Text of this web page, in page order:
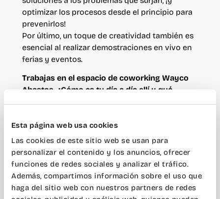
Esta página web usa cookies
Las cookies de este sitio web se usan para
personalizar el contenido y los anuncios, ofrecer
funciones de redes sociales y analizar el tráfico.
Además, compartimos información sobre el uso que
haga del sitio web con nuestros partners de redes
optimizar los procesos desde el principio para
prevenirlos!
Por último, un toque de creatividad también es
esencial al realizar demostraciones en vivo en
ferias y eventos.
Trabajas en el espacio de coworking Wayco
Abastos. ¿Cómo es tu día a día allí y qué
Tengo la suerte de poder trabajar desde Wayco
Abastos, un espacio de coworking situado
cerca del centro de Valencia. El teletrabajo me
permite crear un entorno laboral productivo y
mantener un buen equilibrio entre la vida
personal y profesional. Además, me brinda la